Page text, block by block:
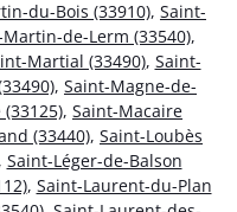
du-Bois (33910), Saint-
de-Lerm (33540),
Martial (33490), Saint-
, Saint-Magne-de-
, Saint-Macaire
(33440), Saint-Loubès
Saint-Léger-de-Balson
, Saint-Laurent-du-Plan